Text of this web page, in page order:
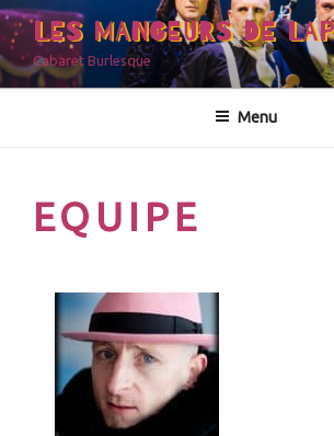
LES MANGEURS DE
Cabaret Burlesque
Menu
EQUIPE